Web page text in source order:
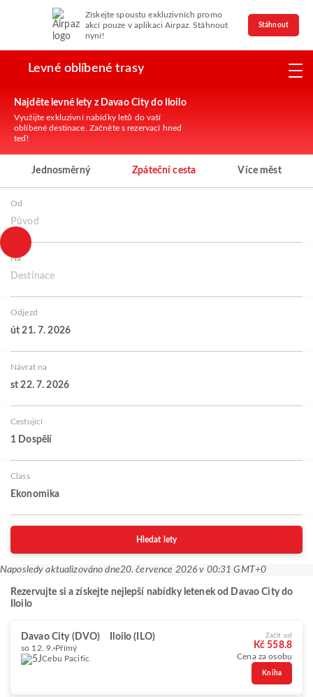
Získejte spoustu exkluzivních promo
akcí pouze v aplikaci Airpaz. Stáhnout
nyní!
Stáhnout
Levné oblíbené trasy
Najděte levné lety z Davao City do Iloilo
Využijte exkluzivní nabídky letů do vaší
oblíbené destinace. Začněte s rezervací hned
teď!
Jednosměrný Zpáteční cesta Více měst
Od
Původ
Na
Destinace
Odjezd
út 21. 7. 2026
Návrat na
st 22. 7. 2026
Cestující
1 Dospělí
Class
Ekonomika
Hledat lety
Naposledy aktualizováno dne20. července 2026 v 00:31 GMT+0
Rezervujte si a získejte nejlepší nabídky letenek od Davao City do
Iloilo
Davao City (DVO) Iloilo (ILO)
so 12. 9. Přímý
Cebu Pacific
Začít od
Kč 558.8
Cena za osobu
Kniha